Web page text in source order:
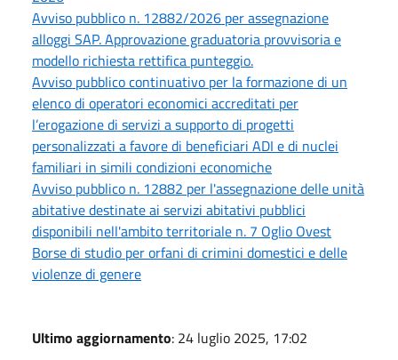
Avviso pubblico n. 12882/2026 per assegnazione
alloggi SAP. Approvazione graduatoria provvisoria e
modello richiesta rettifica punteggio.
Avviso pubblico continuativo per la formazione di un
elenco di operatori economici accreditati per
l’erogazione di servizi a supporto di progetti
personalizzati a favore di beneficiari ADI e di nuclei
familiari in simili condizioni economiche
Avviso pubblico n. 12882 per l'assegnazione delle unità
abitative destinate ai servizi abitativi pubblici
disponibili nell'ambito territoriale n. 7 Oglio Ovest
Borse di studio per orfani di crimini domestici e delle
violenze di genere
Ultimo aggiornamento: 24 luglio 2025, 17:02